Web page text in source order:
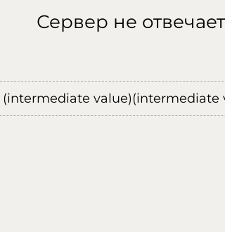
Сервер не
(intermediate